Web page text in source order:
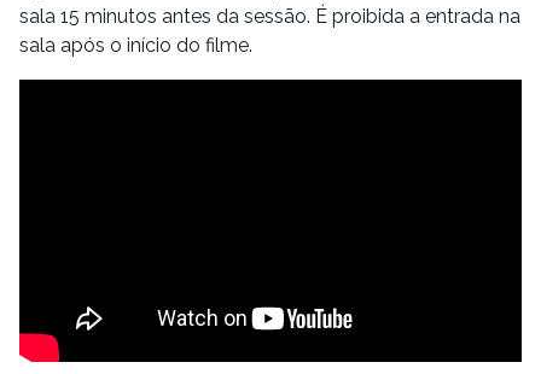
sala 15 minutos antes da sessão. É proibida a entrada na
sala após o início do filme.